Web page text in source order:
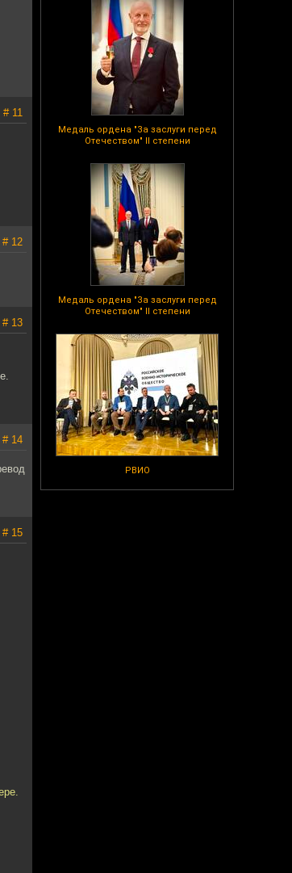
Медаль ордена "За заслуги перед
Отечеством" II степени
Медаль ордена "За заслуги перед
Отечеством" II степени
РВИО
# 11
# 12
# 13
# 14
# 15